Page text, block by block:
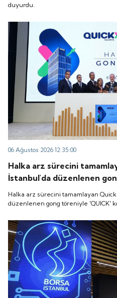
duyurdu.
06 Ağustos 2026 12:35:00
Halka arz sürecini
İstanbul'da düzenlenen
koduyla işlem görmeye
Halka arz sürecini tamamlayan
düzenlenen gong töreniyle 'QUICK'